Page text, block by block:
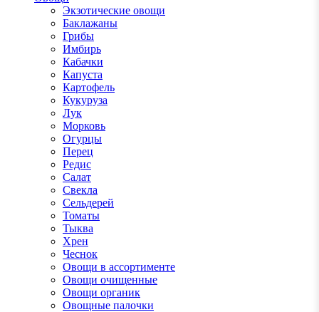
Экзотические овощи
Баклажаны
Грибы
Имбирь
Кабачки
Капуста
Картофель
Кукуруза
Лук
Морковь
Огурцы
Перец
Редис
Салат
Свекла
Сельдерей
Томаты
Тыква
Хрен
Чеснок
Овощи в ассортименте
Овощи очищенные
Овощи органик
Овощные палочки